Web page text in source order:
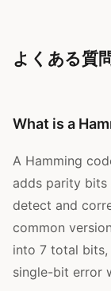
よくある質
What is a
A Hamming
adds parity
detect and
common
into 7 total
single-bit error